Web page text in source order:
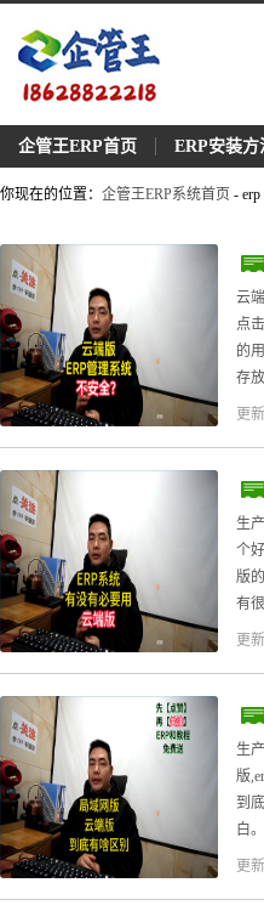
企管王ERP首页 ERP安装方
你现在的位置： 企管王ERP系统首页 - erp
云
点
的
存
更
生
个
版
有
更
生
版
到
白
更